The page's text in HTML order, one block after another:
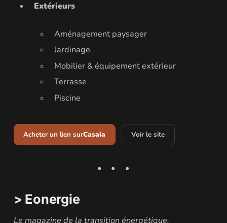
Extérieurs
Aménagement paysager
Jardinage
Mobilier & équipement extérieur
Terrasse
Piscine
Acheter un lien surCasaia Voir le site
> Eonergie
Le magazine de la transition énergétique.